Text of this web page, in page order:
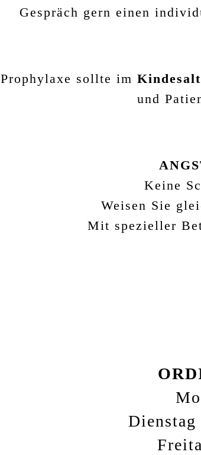
Gespräch gern einen
Prophylaxe sollte im
und
Keine
Weisen Sie
Mit spezieller